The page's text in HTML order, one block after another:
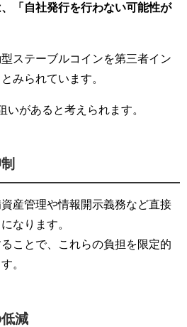
「自社発行を行わない可能性が
ステーブルコインを第三者イン
みられています。
いがあると考えられます。
産管理や情報開示義務など直接
なります。
ことで、これらの負担を限定的
。
減